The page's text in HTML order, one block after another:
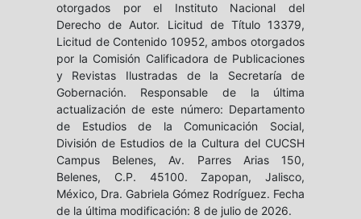
otorgados por el Instituto Nacional del
Derecho de Autor. Licitud de Título 13379,
Licitud de Contenido 10952, ambos otorgados
por la Comisión Calificadora de Publicaciones
y Revistas Ilustradas de la Secretaría de
Gobernación. Responsable de la última
actualización de este número: Departamento
de Estudios de la Comunicación Social,
División de Estudios de la Cultura del CUCSH
Campus Belenes, Av. Parres Arias 150,
Belenes, C.P. 45100. Zapopan, Jalisco,
México, Dra. Gabriela Gómez Rodríguez. Fecha
de la última modificación: 8 de julio de 2026.